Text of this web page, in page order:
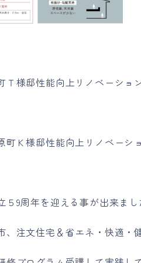
Ｔ様邸性能向上リノベーショ
町Ｋ様邸性能向上リノベーシ
５9周年を迎える事が出来ま
、注文住宅＆省エネ・快適